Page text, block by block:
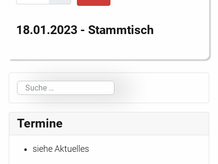
18.01.2023 - Stammtisch
Suchen
Termine
siehe Aktuelles